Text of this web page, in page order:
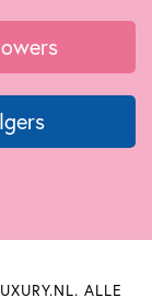
ALLE